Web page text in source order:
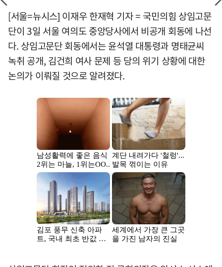
[서울=뉴시스] 이재우 한재혁 기자 = 국민의힘 상임고문
단이 3일 서울 여의도 중앙당사에서 비공개 회동에 나선
다. 상임고문단 회동에서는 윤석열 대통령과 명태균씨
녹취 공개, 김건희 여사 문제 등 당의 위기 상황에 대한
논의가 이뤄질 것으로 알려졌다.